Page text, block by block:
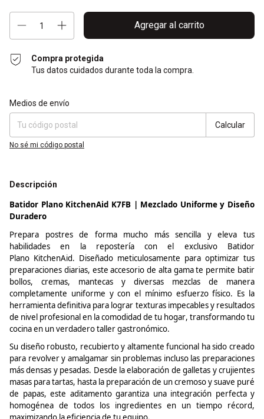
Compra protegida
Tus datos cuidados durante toda la compra.
Entregas para el CP:
Medios de envío
Calcular
No sé mi código postal
Descripción
Batidor Plano KitchenAid K7FB | Mezclado Uniforme y Diseño
Duradero
Prepara postres de forma mucho más sencilla y eleva tus
habilidades en la repostería con el exclusivo Batidor
Plano KitchenAid. Diseñado meticulosamente para optimizar tus
preparaciones diarias, este accesorio de alta gama te permite batir
bollos, cremas, mantecas y diversas mezclas de manera
completamente uniforme y con el mínimo esfuerzo físico. Es la
herramienta definitiva para lograr texturas impecables y resultados
de nivel profesional en la comodidad de tu hogar, transformando tu
cocina en un verdadero taller gastronómico.
Su diseño robusto, recubierto y altamente funcional ha sido creado
para revolver y amalgamar sin problemas incluso las preparaciones
más densas y pesadas. Desde la elaboración de galletas y crujientes
masas para tartas, hasta la preparación de un cremoso y suave puré
de papas, este aditamento garantiza una integración perfecta y
homogénea de todos los ingredientes en un tiempo récord,